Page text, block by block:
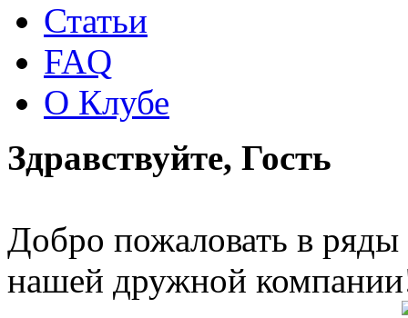
Статьи
FAQ
О Клубе
Здравствуйте, Гость
Добро пожаловать в ряды
нашей дружной